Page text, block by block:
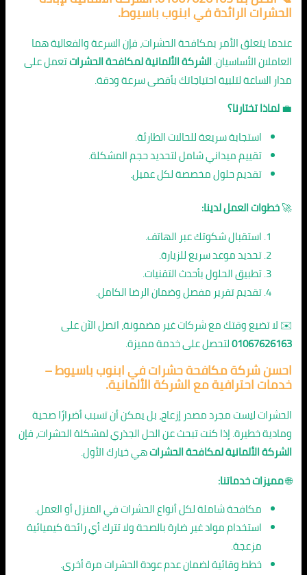
الحشرات الرائدة في ابنوب باسيوط.
عندما يتعلق الأمر بمكافحة الحشرات، فإن السرعة والفعالية هما
العاملان الأساسيان.الشركة الألمانية لمكافحة الحشراتتعمل على
مدار الساعة لتلبية احتياجاتك بأقصى سرعة ودقة.
💼لماذا تختارنا؟
استجابة سريعة للحالات الطارئة.
تقييم ميداني شامل لتحديد حجم المشكلة.
تقديم حلول مخصصة لكل عميل.
🚀خطوات العمل لدينا:
استقبال شكوتك عبر الهاتف.
تحديد موعد سريع للزيارة.
تطبيق الحلول بأحدث التقنيات.
تقديم تقرير مفصل وضمان الرضا الكامل.
✉️ لا تضيع وقتك مع شركات غير مضمونة، اتصل الآن على
01067626163لتحصل على خدمة مميزة.
احسن شركة مكافحة حشرات في ابنوب باسيوط –
خدمات احترافية مع الشركة الألمانية.
الحشرات ليست مجرد مصدر إزعاج، بل يمكن أن تسبب أضرارًا صحية
ومادية خطيرة. إذا كنت تبحث عن الحل الجذري لمشكلة الحشرات، فإن
الشركة الألمانية لمكافحة الحشراتهي خيارك الأول.
🌐مميزات خدماتنا:
مكافحة شاملة لكل أنواع الحشرات في المنزل أو العمل.
استخدام مواد غير ضارة بالصحة ولا تترك أي رائحة كيميائية
مزعجة.
خطط وقائية لضمان عدم عودة الحشرات مرة أخرى.